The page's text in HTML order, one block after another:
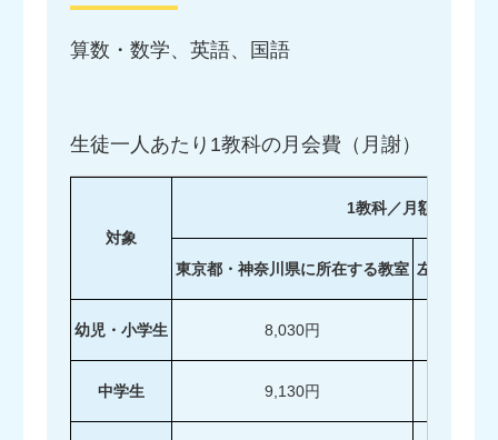
算数・数学、英語、国語
生徒一人あたり1教科の月会費（月謝）
対象
1教科／月額会費
東京都・神奈川県に所在する教室 左記以外
幼児・小学生 8,030円
中学生 9,130円